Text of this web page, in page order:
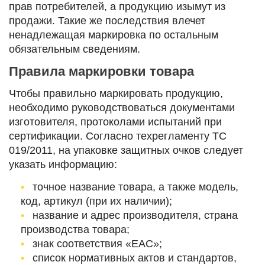
прав потребителей, а продукцию изымут из
продажи. Такие же последствия влечет
ненадлежащая маркировка по остальным
обязательным сведениям.
Правила маркировки товара
Чтобы правильно маркировать продукцию,
необходимо руководствоваться документами
изготовителя, протоколами испытаний при
сертификации. Согласно техрегламенту ТС
019/2011, на упаковке защитных очков следует
указать информацию:
точное название товара, а также модель,
код, артикул (при их наличии);
название и адрес производителя, страна
производства товара;
знак соответствия «ЕАС»;
список нормативных актов и стандартов,